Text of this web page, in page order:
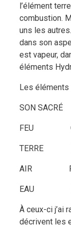
l’élément
combustion.
uns les
dans son
est vapeur,
éléments
Les éléments
SON
FEU
TERRE
AIR
EAU
À ceux-ci j’ai
décrivent les